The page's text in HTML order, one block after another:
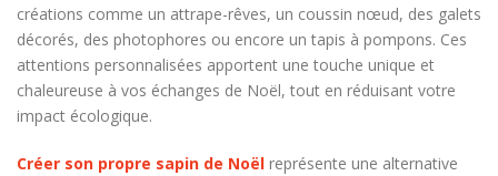
créations comme un attrape-rêves, un coussin nœud, des galets
décorés, des photophores ou encore un tapis à pompons. Ces
attentions personnalisées apportent une touche unique et
chaleureuse à vos échanges de Noël, tout en réduisant votre
impact écologique.
Créer son propre sapin de Noël représente une alternative